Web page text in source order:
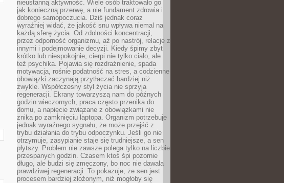
nieustanną aktywność. Wiele osób traktowało go
jak konieczną przerwę, a nie fundament zdrowia i
dobrego samopoczucia. Dziś jednak coraz
wyraźniej widać, że jakość snu wpływa niemal na
każdą sferę życia. Od zdolności koncentracji,
przez odporność organizmu, aż po nastrój, relacje z
innymi i podejmowanie decyzji. Kiedy śpimy zbyt
krótko lub niespokojnie, cierpi nie tylko ciało, ale
też psychika. Pojawia się rozdrażnienie, spada
motywacja, rośnie podatność na stres, a codzienne
obowiązki zaczynają przytłaczać bardziej niż
zwykle. Współczesny styl życia nie sprzyja
regeneracji. Ekrany towarzyszą nam do późnych
godzin wieczornych, praca często przenika do
domu, a napięcie związane z obowiązkami nie
znika po zamknięciu laptopa. Organizm potrzebuje
jednak wyraźnego sygnału, że może przejść z
trybu działania do trybu odpoczynku. Jeśli go nie
otrzymuje, zasypianie staje się trudniejsze, a sen
płytszy. Problem nie zawsze polega tylko na liczbie
przespanych godzin. Czasem ktoś śpi pozornie
długo, ale budzi się zmęczony, bo noc nie dawała
prawdziwej regeneracji. To pokazuje, że sen jest
procesem bardziej złożonym, niż mogłoby się